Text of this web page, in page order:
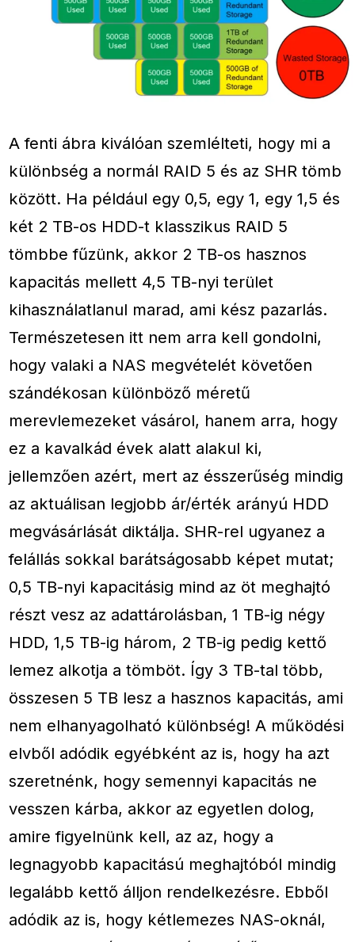
A fenti ábra kiválóan szemlélteti, hogy mi a
különbség a normál RAID 5 és az SHR tömb
között. Ha például egy 0,5, egy 1, egy 1,5 és
két 2 TB-os HDD-t klasszikus RAID 5
tömbbe fűzünk, akkor 2 TB-os hasznos
kapacitás mellett 4,5 TB-nyi terület
kihasználatlanul marad, ami kész pazarlás.
Természetesen itt nem arra kell gondolni,
hogy valaki a NAS megvételét követően
szándékosan különböző méretű
merevlemezeket vásárol, hanem arra, hogy
ez a kavalkád évek alatt alakul ki,
jellemzően azért, mert az ésszerűség mindig
az aktuálisan legjobb ár/érték arányú HDD
megvásárlását diktálja. SHR-rel ugyanez a
felállás sokkal barátságosabb képet mutat;
0,5 TB-nyi kapacitásig mind az öt meghajtó
részt vesz az adattárolásban, 1 TB-ig négy
HDD, 1,5 TB-ig három, 2 TB-ig pedig kettő
lemez alkotja a tömböt. Így 3 TB-tal több,
összesen 5 TB lesz a hasznos kapacitás, ami
nem elhanyagolható különbség! A működési
elvből adódik egyébként az is, hogy ha azt
szeretnénk, hogy semennyi kapacitás ne
vesszen kárba, akkor az egyetlen dolog,
amire figyelnünk kell, az az, hogy a
legnagyobb kapacitású meghajtóból mindig
legalább kettő álljon rendelkezésre. Ebből
adódik az is, hogy kétlemezes NAS-oknál,